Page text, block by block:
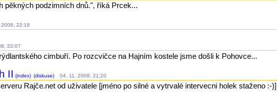
pěkných podzimních dnů.", říká Prcek...
22:18
22:07
cimbuří. Po rozcvičce na Hajním kostele jsme došli k Pohovce...
II (index) (diskuse) 04. 11. 2008, 21:20
Rajče.net od uživatele [jméno po silné a vytrvalé intervecni holek staženo :-)]